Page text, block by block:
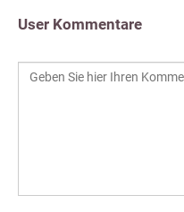
User Kommentare